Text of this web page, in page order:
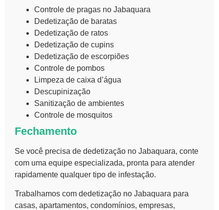
Controle de pragas no Jabaquara
Dedetização de baratas
Dedetização de ratos
Dedetização de cupins
Dedetização de escorpiões
Controle de pombos
Limpeza de caixa d’água
Descupinização
Sanitização de ambientes
Controle de mosquitos
Fechamento
Se você precisa de dedetização no Jabaquara, conte
com uma equipe especializada, pronta para atender
rapidamente qualquer tipo de infestação.
Trabalhamos com dedetização no Jabaquara para
casas, apartamentos, condomínios, empresas,